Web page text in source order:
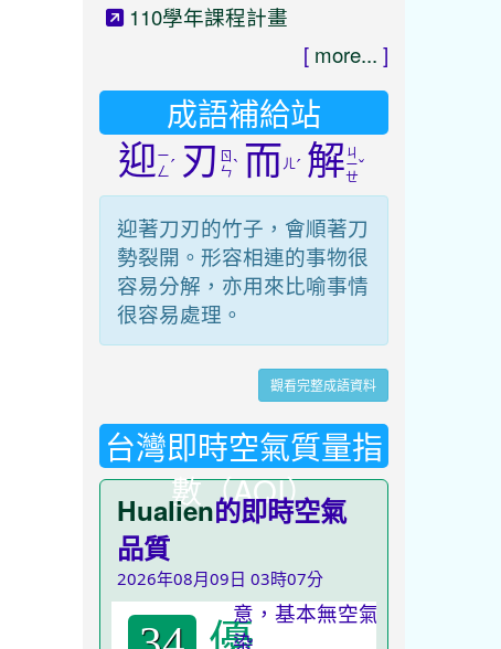
110學年課程計畫
[ more... ]
成語補給站
迎ㄧ
ㄥˊ 刃 ㄖ
ㄣˋ 而ㄦˊ 解 ㄐ
ㄧ
ㄝ
ˇ
迎著刀刃的竹子，會順著刀
勢裂開。形容相連的事物很
容易分解，亦用來比喻事情
很容易處理。
觀看完整成語資料
台灣即時空氣質量指
數（AQI）
Hualien的即時空氣
品質
2026年08月09日 03時07分